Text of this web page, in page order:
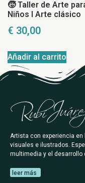
🧒 Taller de Arte
Niños I Arte clásico
€ 30,00
Añadir al carrito
Artista con experiencia
visuales e ilustrados.
multimedia y el
leer más